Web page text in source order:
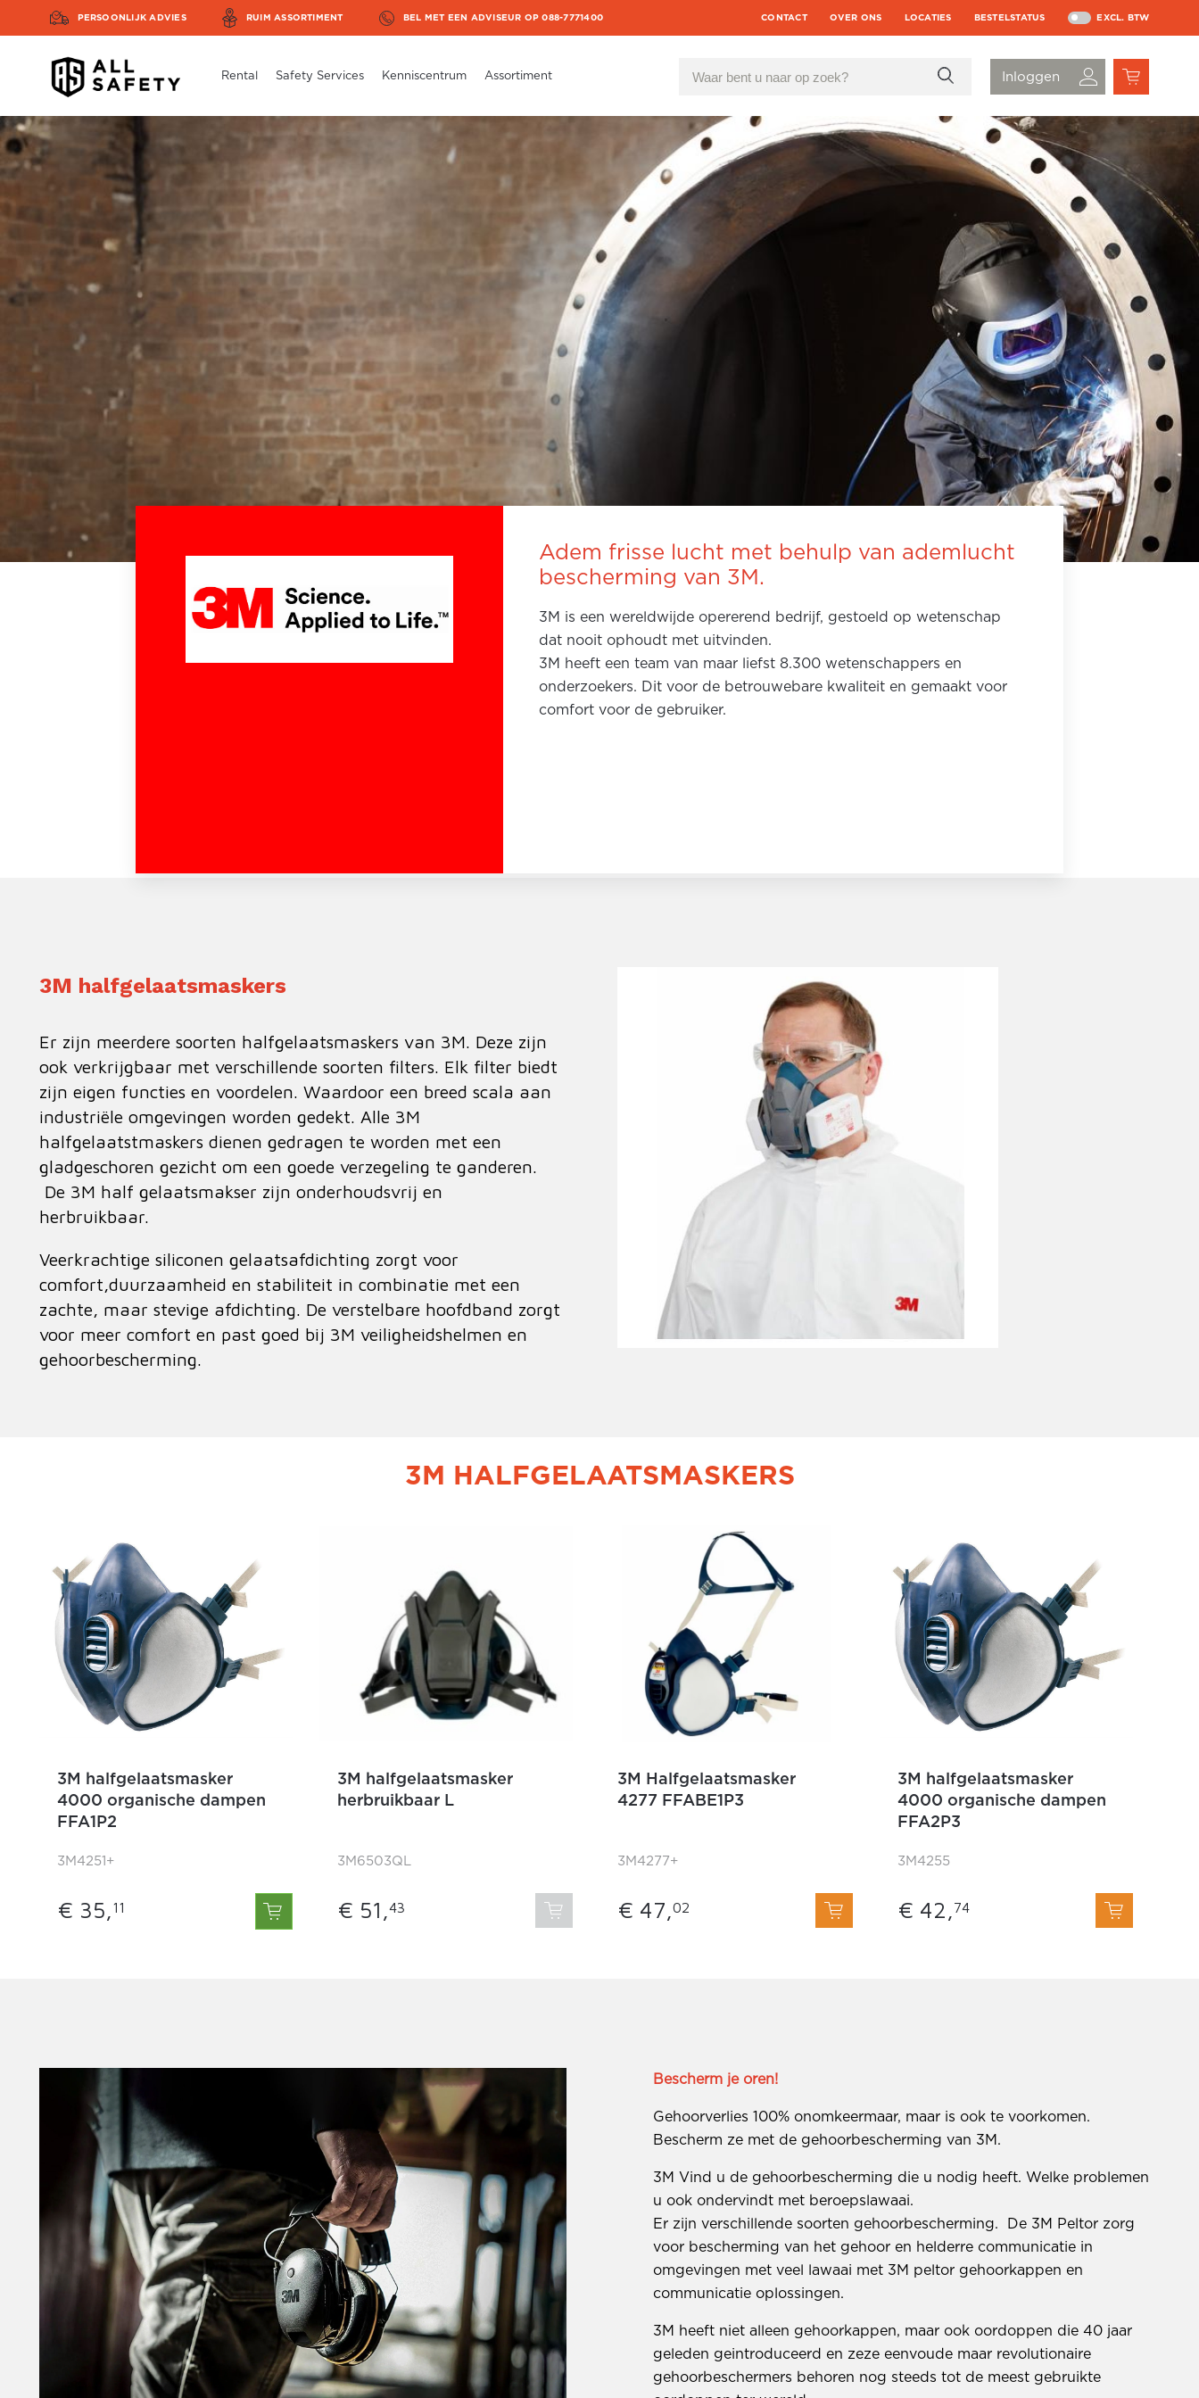
PERSOONLIJK ADVIES RUIM ASSORTIMENT BEL MET EEN ADVISEUR OP 088-7771400 CONTACT OVER ONS LOCATIES BESTELSTATUS EXCL. BTW
Rental Safety Services Kenniscentrum Assortiment
Adem frisse lucht met behulp van ademlucht
bescherming van 3M.
3M is een wereldwijde opererend bedrijf, gestoeld op wetenschap
dat nooit ophoudt met uitvinden.
3M heeft een team van maar liefst 8.300 wetenschappers en
onderzoekers. Dit voor de betrouwebare kwaliteit en gemaakt voor
comfort voor de gebruiker.
3M halfgelaatsmaskers
Er zijn meerdere soorten halfgelaatsmaskers van 3M. Deze zijn
ook verkrijgbaar met verschillende soorten filters. Elk filter biedt
zijn eigen functies en voordelen. Waardoor een breed scala aan
industriële omgevingen worden gedekt. Alle 3M
halfgelaatstmaskers dienen gedragen te worden met een
gladgeschoren gezicht om een goede verzegeling te ganderen.
De 3M half gelaatsmakser zijn onderhoudsvrij en
herbruikbaar.
Veerkrachtige siliconen gelaatsafdichting zorgt voor
comfort,duurzaamheid en stabiliteit in combinatie met een
zachte, maar stevige afdichting. De verstelbare hoofdband zorgt
voor meer comfort en past goed bij 3M veiligheidshelmen en
gehoorbescherming.
3M HALFGELAATSMASKERS
3M halfgelaatsmasker
4000 organische dampen
FFA1P2
3M4251+
€ 35,11
3M halfgelaatsmasker
herbruikbaar L
3M6503QL
€ 51,43
3M Halfgelaatsmasker
4277 FFABE1P3
3M4277+
€ 47,02
3M halfgelaatsmasker
4000 organische dampen
FFA2P3
3M4255
€ 42,74
Bescherm je oren!
Gehoorverlies 100% onomkeermaar, maar is ook te voorkomen.
Bescherm ze met de gehoorbescherming van 3M.
3M Vind u de gehoorbescherming die u nodig heeft. Welke problemen
u ook ondervindt met beroepslawaai.
Er zijn verschillende soorten gehoorbescherming. De 3M Peltor zorg
voor bescherming van het gehoor en helderre communicatie in
omgevingen met veel lawaai met 3M peltor gehoorkappen en
communicatie oplossingen.
3M heeft niet alleen gehoorkappen, maar ook oordoppen die 40 jaar
geleden geintroduceerd en zeze eenvoude maar revolutionaire
gehoorbeschermers behoren nog steeds tot de meest gebruikte